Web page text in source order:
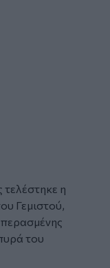
τελέστηκε η
Γεμιστού,
του